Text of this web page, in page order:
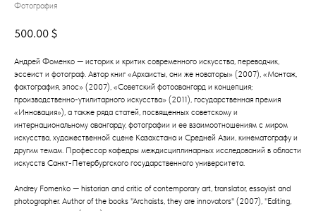
Фотография
500.00 $
Андрей Фоменко — историк и критик современного искусства, переводчик,
эссеист и фотограф. Автор книг «Архаисты, они же новаторы» (2007), «Монтаж,
фактография, эпос» (2007), «Советский фотоавангард и концепция;
производственно-утилитарного искусства» (2011), государственная премия
«Инновация»), а также ряда статей, посвященных советскому и
интернациональному авангарду, фотографии и ее взаимоотношениям с миром
искусства, художественной сцене Казахстана и Средней Азии, кинематографу и
другим темам. ​Профессор кафедры междисциплинарных исследований в области
искусств Санкт-Петербургского государственного университета.
Andrey Fomenko — historian and critic of contemporary art, translator, essayist and
photographer. Author of the books "Archaists, they are innovators" (2007), "Editing,